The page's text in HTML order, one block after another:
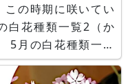
の時期に咲いてい
5月の白花種類一覧
合、順位を分析し